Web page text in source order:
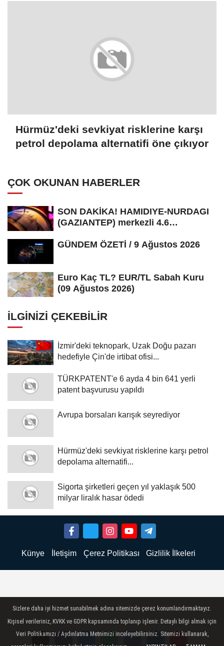
Hürmüz'deki sevkiyat risklerine karşı
petrol depolama alternatifi öne çıkıyor
ÇOK OKUNAN HABERLER
SON DAKİKA! HAMIDIYE-NURDAGI
(GAZIANTEP) merkezli 4.6
GÜNDEM ÖZETİ / 9 Ağustos 2026
Euro Kaç TL? EUR/TL Sabah Kuru
(09 Ağustos 2026)
İLGINIZI ÇEKEBILIR
İzmir'deki teknopark, Uzak Doğu pazarı
hedefiyle Çin'de irtibat ofisi...
TÜRKPATENT'e 6 ayda 4 bin 641 yerli
patent başvurusu yapıldı
Avrupa borsaları karışık seyrediyor
Hürmüz'deki sevkiyat risklerine karşı petrol
depolama alternatifi...
Sigorta şirketleri geçen yıl yaklaşık 500
milyar liralık hasar ödedi
Künye İletişim Çerez Politikası Gizlilik İlkeleri
Sizlere daha iyi hizmet sunabilmek adına sitemizde çerez konumlandırmaktayız.
Kişisel verileriniz, KVKK ve GDPR kapsamında toplanıp işlenir. Detaylı bilgi almak için
Veri Politikamızı / Aydınlatma Metnimizi inceleyebilirsiniz. Sitemizi kullanarak,